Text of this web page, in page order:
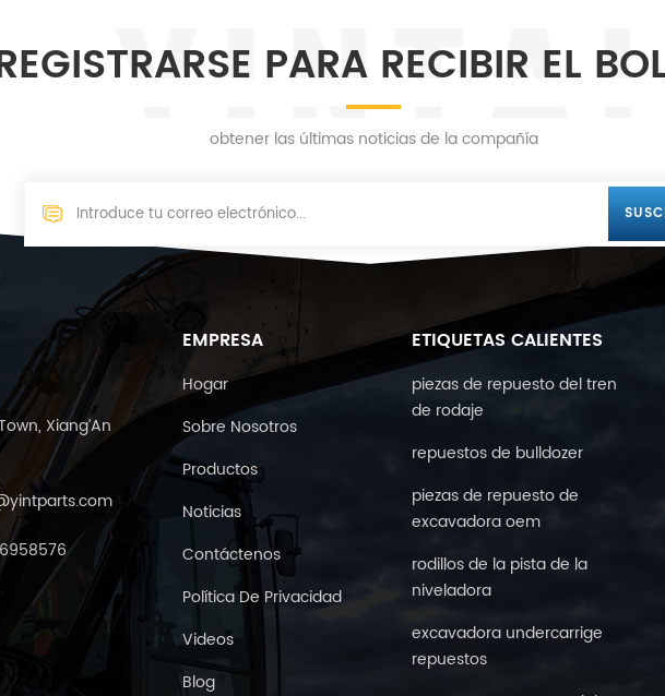
PARA RECIBIR EL
obtener las últimas noticias de la compañía
Xiang’An
EMPRESA
Hogar
Sobre Nosotros
Productos
Noticias
Contáctenos
Política De Privacidad
Videos
Blog
ETIQUETAS CALIENTES
piezas de repuesto del tren
de rodaje
repuestos de bulldozer
piezas de repuesto de
excavadora oem
rodillos de la pista de la
niveladora
excavadora undercarrige
repuestos